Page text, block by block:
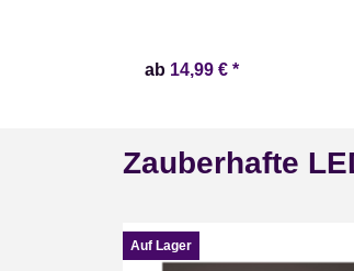
ab 14,99 € *
Zauberhafte
Auf Lager